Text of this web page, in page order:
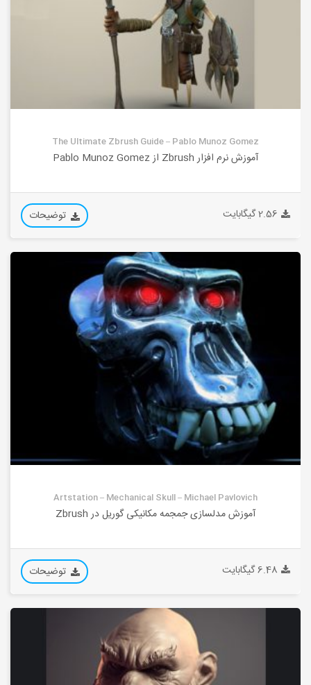
The Ultimate Zbrush Guide – Pablo Munoz Gomez
آموزش نرم افزار Zbrush از Pablo Munoz Gomez
2.56 گیگابایت توضیحات
Artstation – Mechanical Skull – Michael Pavlovich
آموزش مدلسازی جمجمه مکانیکی گوریل در Zbrush
6.48 گیگابایت توضیحات